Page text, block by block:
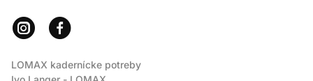
LOMAX kadernícke potreby